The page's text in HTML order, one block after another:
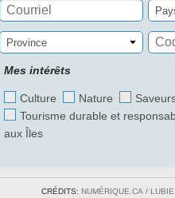
Province
Mes intérêts
Culture Nature
Tourisme durable et
aux Îles
CRÉDITS: NUMÉRIQUE.CA /